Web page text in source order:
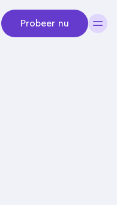
Probeer nu